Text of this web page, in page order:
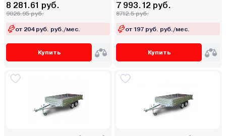
8 281.61 руб.
9026.95 руб.
от 204 руб. руб./мес.
Купить
7 993.12 руб.
8712.5 руб.
от 197 руб. руб./мес.
Купить